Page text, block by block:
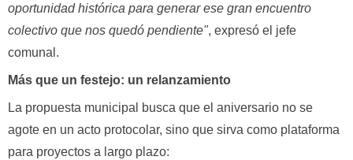
oportunidad histórica para generar ese gran encuentro
colectivo que nos quedó pendiente", expresó el jefe
comunal.
Más que un festejo: un relanzamiento
La propuesta municipal busca que el aniversario no se
agote en un acto protocolar, sino que sirva como plataforma
para proyectos a largo plazo: